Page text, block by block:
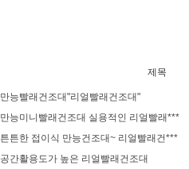
제목
만능빨래건조대"리얼빨래건조대"
만능미니빨래건조대 실용적인 리얼빨래***
튼튼한 접이식 만능건조대~ 리얼빨래건***
공간활용도가 높은 리얼빨래건조대